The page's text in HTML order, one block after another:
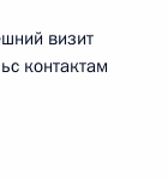
визит
контактам